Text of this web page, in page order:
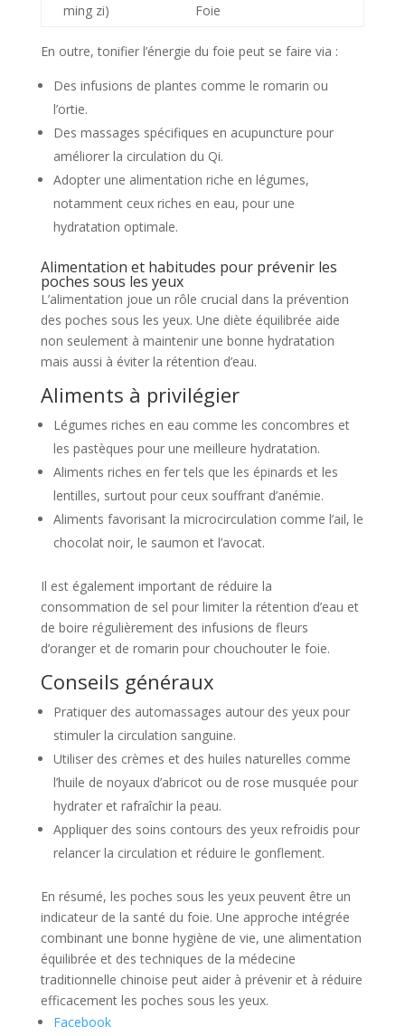
ming zi)
Foie
En outre, tonifier l’énergie du foie peut se faire via :
Des infusions de plantes comme le romarin ou
l’ortie.
Des massages spécifiques en acupuncture pour
améliorer la circulation du Qi.
Adopter une alimentation riche en légumes,
notamment ceux riches en eau, pour une
hydratation optimale.
Alimentation et habitudes pour prévenir les
poches sous les yeux
L’alimentation joue un rôle crucial dans la prévention
des poches sous les yeux. Une diète équilibrée aide
non seulement à maintenir une bonne hydratation
mais aussi à éviter la rétention d’eau.
Aliments à privilégier
Légumes riches en eau comme les concombres et
les pastèques pour une meilleure hydratation.
Aliments riches en fer tels que les épinards et les
lentilles, surtout pour ceux souffrant d’anémie.
Aliments favorisant la microcirculation comme l’ail, le
chocolat noir, le saumon et l’avocat.
Il est également important de réduire la
consommation de sel pour limiter la rétention d’eau et
de boire régulièrement des infusions de fleurs
d’oranger et de romarin pour chouchouter le foie.
Conseils généraux
Pratiquer des automassages autour des yeux pour
stimuler la circulation sanguine.
Utiliser des crèmes et des huiles naturelles comme
l’huile de noyaux d’abricot ou de rose musquée pour
hydrater et rafraîchir la peau.
Appliquer des soins contours des yeux refroidis pour
relancer la circulation et réduire le gonflement.
En résumé, les poches sous les yeux peuvent être un
indicateur de la santé du foie. Une approche intégrée
combinant une bonne hygiène de vie, une alimentation
équilibrée et des techniques de la médecine
traditionnelle chinoise peut aider à prévenir et à réduire
efficacement les poches sous les yeux.
Facebook